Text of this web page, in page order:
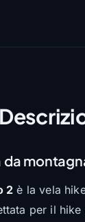
da
2 è la vela
per il